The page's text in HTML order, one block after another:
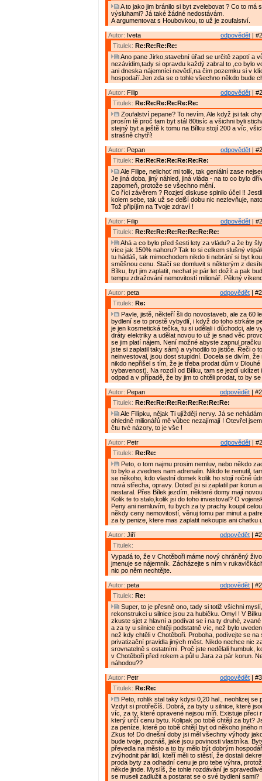
A to jako jim bránilo si byt zvelebovat ? Co to má
výsluhami? Já také žádné nedostávám.
A argumentovat s Houbovkou, to už je zoufalství.
odpovědět |
Autor: Iveta
Titulek: Re:Re:Re:Re:
Ano pane Jirko,stavební úřad se určitě zapotí a
nezávidim,tady si opravdu každý zabral to ,co bylo
ani dneska nájemníci nevědí,na čim pozemku si v
hospodaří.Jen zda se o tohle všechno někdo bude
odpovědět |
Autor: Filip
Titulek: Re:Re:Re:Re:Re:Re:
Zoufalství pepane? To nevím. Ale když jsi tak
prosím tě proč tam byt stál 80tisíc a všichni byli
stejný byt a ještě k tomu na Bílku stojí 200 a víc,
strašně chytří!
odpovědět |
Autor: Pepan
Titulek: Re:Re:Re:Re:Re:Re:Re:
Ale Filipe, nelichoť mi tolik, tak geniální zase
Je jiná doba, jiný náhled, jiná vláda - na to co bylo
zapomeň, protože se všechno mění.
Co říci závěrem ? Rozjetí diskuse splnilo účel !!
kolem sebe, tak už se delší dobu nic nezlevňuje,
Tož připíjím na Tvoje zdraví !
odpovědět |
Autor: Filip
Titulek: Re:Re:Re:Re:Re:Re:Re:Re:
Ahá a co bylo před šesti lety za vládu? a že by
více jak 150% nahoru? Tak to si celkem slušný
tu hádáš, tak mimochodem nikdo ti nebrání si byt
směšnou cenu. Stačí se domluvit s některým z
Bílku, byt jim zaplatit, nechat je pár let dožít a pak
tempu zdražování nemovitostí milionář. Pěkný
odpovědět |
Autor: peta
Titulek: Re:
Pavle, jistě, někteří šli do novostaveb, ale za 60
bydlení se to prostě vybydlí, i když do toho strkáte
je jen kosmetická tečka, tu si udělali i důchodci, ale
dráty elektriky a udělat novou to už je snad věc
se jim platí nájem. Není možné abyste zapnul
jste si zaplatil taky sám) a vyhodilo to jističe. Řeči o
neinvestoval, jsou dost stupidní. Docela se divím, že
nikdo nepřišel s tím, že je třeba prodat dům v
vybavenost). Na rozdíl od Bílku, tam se jezdí uklízet
odpad a v případě, že by jim to chtěli prodat, to by
odpovědět |
Autor: Pepan
Titulek: Re:Re:Re:Re:Re:Re:Re:Re:Re:
Ale Filípku, nějak Ti ujíždějí nervy. Já se
ohledně milionářů mě vůbec nezajímají ! Otevřel
čtu tvé názory, to je vše !
odpovědět |
Autor: Petr
Titulek: Re:Re:
Peto, o tom najmu prosim nemluv, nebo někdo
to bylo a zvednes nam adrenalin. Nikdo te nenutil,
se někoho, kdo vlastní domek kolik ho stojí ročně
nová střecha, opravy. Doteď jsi si zaplatil par korun
nestaral. Přes Bílek jezdím, některé domy mají
Kolik te to stalo,kolik jsi do toho investoval? O
Peny ani nemluvím, tu bych za ty prachy koupil
někdy ceny nemovitostí, věnuj tomu par minut a
za ty penize, ktere mas zaplatit nekoupis ani chatku
odpovědět |
Autor: Jiří
Titulek:
Vypadá to, že v Chotěboři máme nový chráněný
jmenuje se nájemník. Zácházejte s ním v
nic po něm nechtějte.
odpovědět |
Autor: peta
Titulek: Re:
Super, to je přesně ono, tady si totiž všichni
rekonstrukci u silnice jsou za hubičku. Omyl ! V
zkuste sjet z hlavní a podívat se i na ty druhé,
a za ty u silnice chtěji podstatně víc, než bylo
než kdy chtěli v Chotěboři. Proboha, podívejte se na
privatizační pravidla jiných měst. Nikdo nechce nic
srovnatelně s ostatními. Proč jste nedělali humbuk,
v Chotěboři před rokem a půl u Jara za pár korun.
náhodou??
odpovědět |
Autor: Petr
Titulek: Re:Re:
Peto, rohlik stal taky kdysi 0,20 hal., neohlizej se
Vzdyt si protiřečíš. Dobrá, za byty u silnice, které
víc, za ty, které opravené nejsou míň. Existuje přeci
který určí cenu bytu. Kolipak po tobě chtějí za byt?
za peníze, které po tobě chtějí byt od někoho jiného
Zkus to! Do dnešní doby jsi měl všechny výhody
bude tvoje, poznáš, jaké jsou povinosti vlastníka.
převedla na město a to by mělo být dobrým
zvýhodnit pár lidí, kteří měli to stěstí, že dostali
proda byty za odhadní cenu je pro tebe výhra,
někde jinde. Myslíš, že tohle rozdávání je
se museli zadlužit a postarat se o své bydlení sami?